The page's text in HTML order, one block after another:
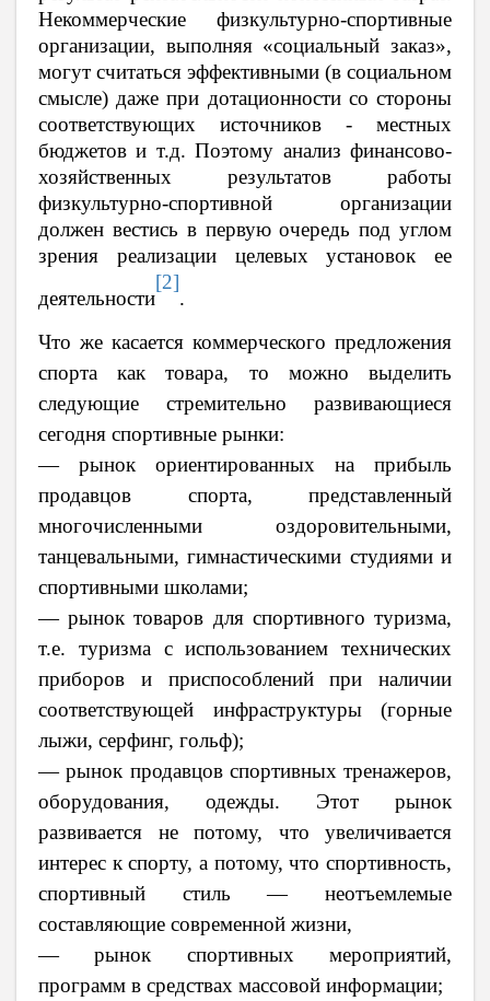
Некоммерческие физкультурно-спортивные
организации, выполняя «социальный заказ»,
могут считаться эффективными (в социальном
смысле) даже при дотационности со стороны
соответствующих источников - местных
бюджетов и т.д. Поэтому анализ финансово-
хозяйственных результатов работы
физкультурно-спортивной организации
должен вестись в первую очередь под углом
зрения реализации целевых установок ее
деятельности
[2]
.
Что же касается коммерческого предложения
спорта как товара, то можно выделить
следующие стремительно развивающиеся
сегодня спортивные рынки:
— рынок ориентированных на прибыль
продавцов спорта, представленный
многочисленными оздоровительными,
танцевальными, гимнастическими студиями и
спортивными школами;
— рынок товаров для спортивного туризма,
т.е. туризма с использованием технических
приборов и приспособлений при наличии
соответствующей инфраструктуры (горные
лыжи, серфинг, гольф);
— рынок продавцов спортивных тренажеров,
оборудования, одежды. Этот рынок
развивается не потому, что увеличивается
интерес к спорту, а потому, что спортивность,
спортивный стиль — неотъемлемые
составляющие современной жизни,
— рынок спортивных мероприятий,
программ в средствах массовой информации;